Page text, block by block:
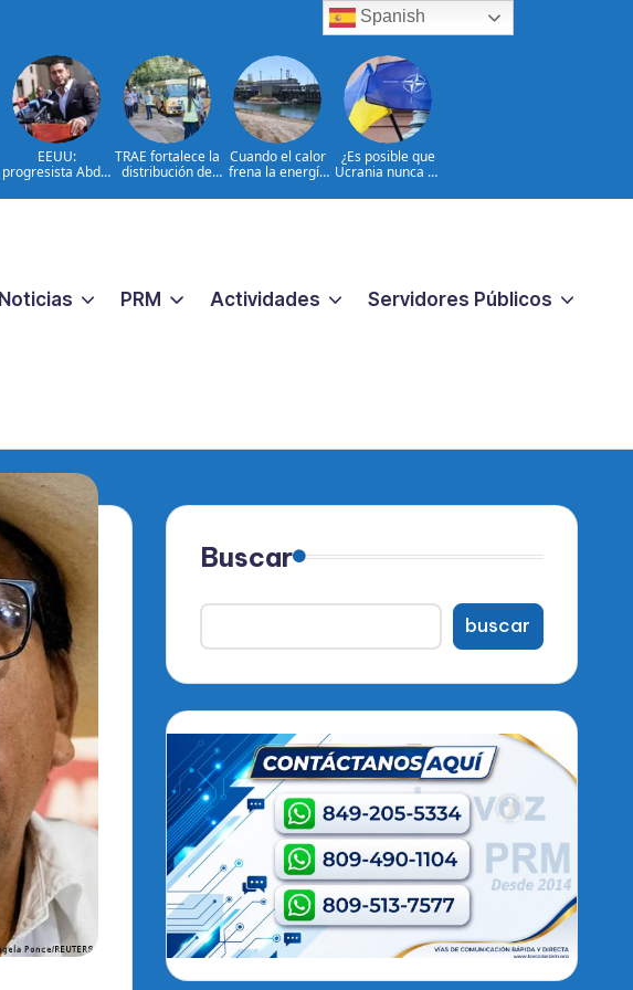
EEUU:
progresista Abdul
primarias en
TRAE fortalece la
distribución de
todo el país de
Cuando el calor
frena la energía
Europa
¿Es posible que
Ucrania nunca se
OTAN?
Noticias PRM Actividades Servidores Públicos
Buscar
buscar
Spanish